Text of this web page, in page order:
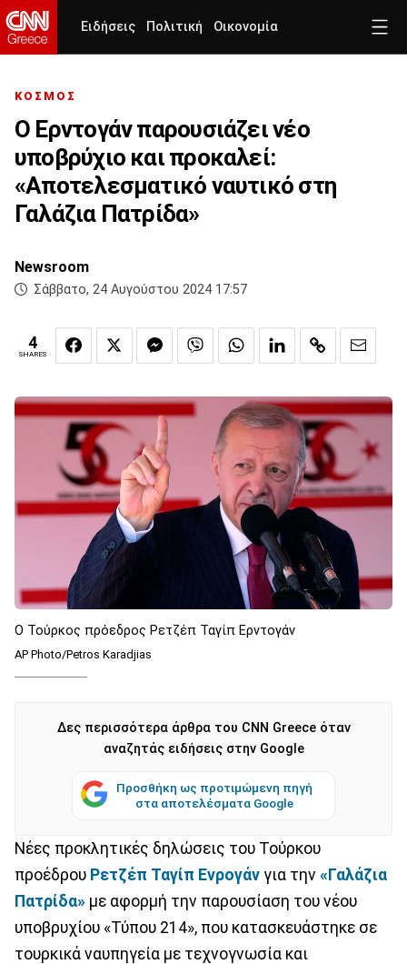
Ειδήσεις Πολιτική Οικονομία
ΚΟΣΜΟΣ
Ο Ερντογάν παρουσιάζει νέο
υποβρύχιο και προκαλεί:
«Αποτελεσματικό ναυτικό στη
Γαλάζια Πατρίδα»
Newsroom
Σάββατο, 24 Αυγούστου 2024 17:57
4
SHARES
Ο Τούρκος πρόεδρος Ρετζέπ Ταγίπ Ερντογάν
AP Photo/Petros Karadjias
Δες περισσότερα άρθρα του CNN Greece όταν
αναζητάς ειδήσεις στην Google
Προσθήκη ως προτιμώμενη πηγή
στα αποτελέσματα Google
Νέες προκλητικές δηλώσεις του Τούρκου
προέδρου Ρετζέπ Ταγίπ Ενρογάν για την «Γαλάζια
Πατρίδα» με αφορμή την παρουσίαση του νέου
υποβρυχίου «Τύπου 214», που κατασκευάστηκε σε
τουρκικά ναυπηγεία με τεχνογνωσία και